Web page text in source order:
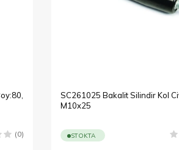
(0)
SC261025 Bakalit Silindir Kol
M10x25
STOKTA